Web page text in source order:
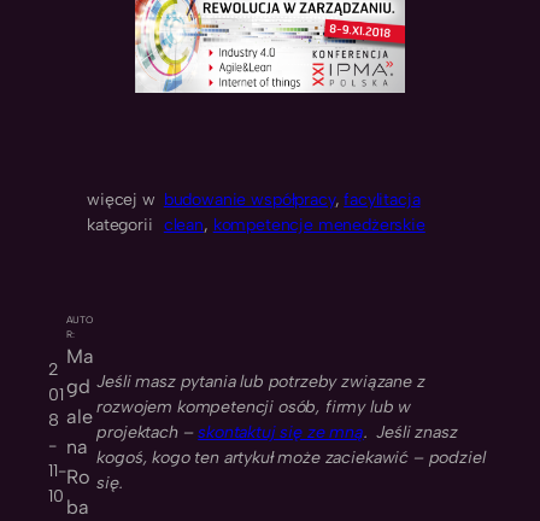
więcej w
kategorii
budowanie współpracy, facylitacja
clean, kompetencje menedżerskie
2
01
8
-
11-
10
AUTO
R:
Ma
gd
ale
na
Ro
ba
Jeśli masz pytania lub potrzeby związane z
rozwojem kompetencji osób, firmy lub w
projektach –skontaktuj się ze mną. Jeśli znasz
kogoś, kogo ten artykuł może zaciekawić – podziel
się.